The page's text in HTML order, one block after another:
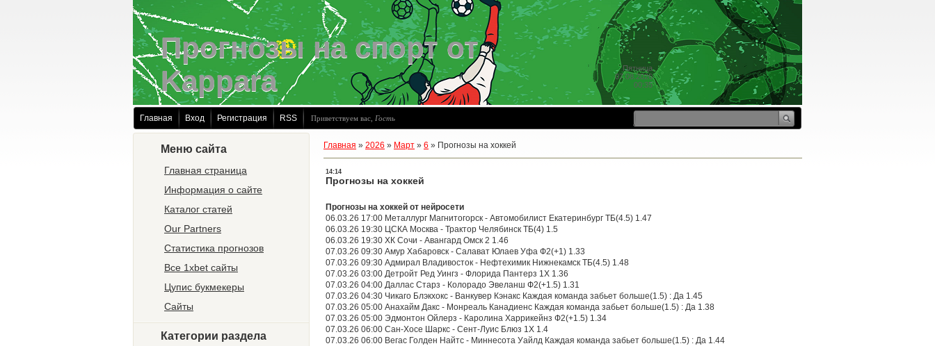
Пятница
07.08.2026
00:35
Прогнозы на спорт от
Kappara
Главная Вход Регистрация RSS Приветствуем вас Гость
Меню сайта
Главная страница
Информация о сайте
Каталог статей
Our Partners
Статистика прогнозов
Все 1xbet сайты
Цупис букмекеры
Сайты
Категории раздела
Главная » 2026 » Март » 6 » Прогнозы на хоккей
14:14
Прогнозы на хоккей
Прогнозы на хоккей от нейросети
06.03.26 17:00 Металлург Магнитогорск - Автомобилист Екатеринбург ТБ(4.5) 1.47
06.03.26 19:30 ЦСКА Москва - Трактор Челябинск ТБ(4) 1.5
06.03.26 19:30 ХК Сочи - Авангард Омск 2 1.46
07.03.26 09:30 Амур Хабаровск - Салават Юлаев Уфа Ф2(+1) 1.33
07.03.26 09:30 Адмирал Владивосток - Нефтехимик Нижнекамск ТБ(4.5) 1.48
07.03.26 03:00 Детройт Ред Уингз - Флорида Пантерз 1X 1.36
07.03.26 04:00 Даллас Старз - Колорадо Эвеланш Ф2(+1.5) 1.31
07.03.26 04:30 Чикаго Блэкхокс - Ванкувер Кэнакс Каждая команда забьет больше(1.5) : Да 1.45
07.03.26 05:00 Анахайм Дакс - Монреаль Канадиенс Каждая команда забьет больше(1.5) : Да 1.38
07.03.26 05:00 Эдмонтон Ойлерз - Каролина Харрикейнз Ф2(+1.5) 1.34
07.03.26 06:00 Сан-Хосе Шаркс - Сент-Луис Блюз 1X 1.4
07.03.26 06:00 Вегас Голден Найтс - Миннесота Уайлд Каждая команда забьет больше(1.5) : Да 1.44